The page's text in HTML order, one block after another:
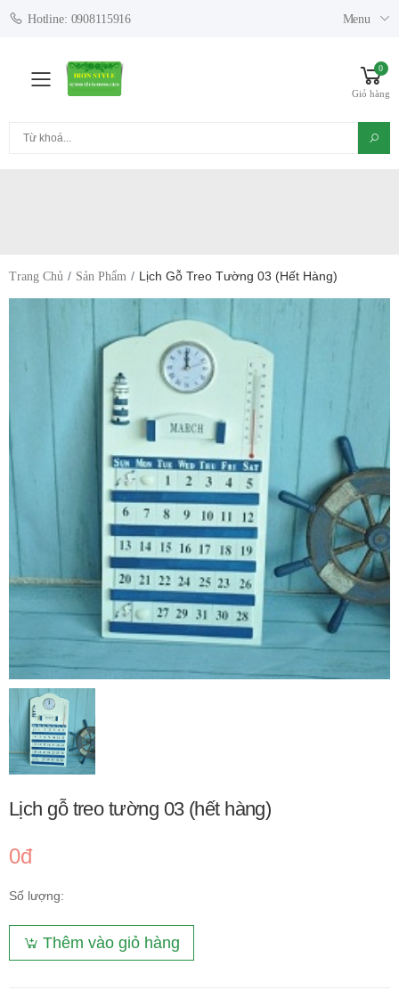
Hotline: 0908115916 Menu
Toggle mobile menu
0
Giỏ hàng
Trang Chủ Sản Phẩm Lịch Gỗ Treo Tường 03 (hết Hàng)
Lịch gỗ treo tường 03 (hết hàng)
0đ
Số lượng:
Thêm vào giỏ hàng